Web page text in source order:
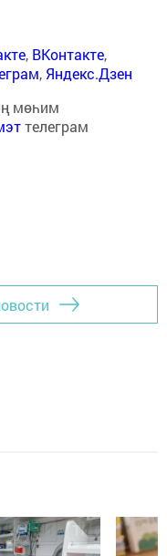
, ВКонтакте,
, Яндекс.Дзен
мөһим
телеграм